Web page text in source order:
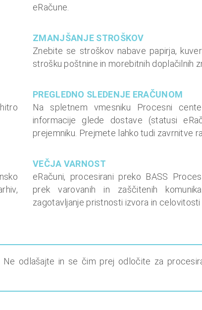
eRačune.
ZMANJŠANJE STROŠKOV
Znebite se stroškov nabave papirja,
strošku poštnine in morebitnih doplačilnih
PREGLEDNO SLEDENJE ERAČUNOM
Na spletnem vmesniku Procesni
informacije glede dostave (statusi
prejemniku. Prejmete lahko tudi zavrnitve
VEČJA VARNOST
eRačuni, procesirani preko BASS
prek varovanih in zaščitenih
zagotavljanje pristnosti izvora in celovitosti
odlašajte in se čim prej odločite za